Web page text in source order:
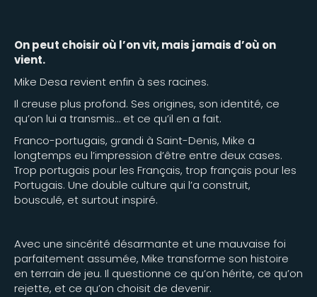
On peut choisir où l’on vit, mais jamais d’où on
vient.
Mike Desa revient enfin à ses racines.
Il creuse plus profond. Ses origines, son identité, ce
qu’on lui a transmis… et ce qu’il en a fait.
Franco-portugais, grandi à Saint-Denis, Mike a
longtemps eu l’impression d’être entre deux cases.
Trop portugais pour les Français, trop français pour les
Portugais. Une double culture qui l’a construit,
bousculé, et surtout inspiré.
Avec une sincérité désarmante et une mauvaise foi
parfaitement assumée, Mike transforme son histoire
en terrain de jeu. Il questionne ce qu’on hérite, ce qu’on
rejette, et ce qu’on choisit de devenir.